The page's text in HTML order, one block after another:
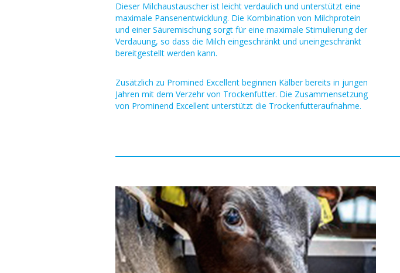
Dieser Milchaustauscher ist leicht verdaulich und unterstützt eine
maximale Pansenentwicklung. Die Kombination von Milchprotein
und einer Säuremischung sorgt für eine maximale Stimulierung der
Verdauung, so dass die Milch eingeschränkt und uneingeschränkt
bereitgestellt werden kann.
Zusätzlich zu Promined Excellent beginnen Kälber bereits in jungen
Jahren mit dem Verzehr von Trockenfutter. Die Zusammensetzung
von Prominend Excellent unterstützt die Trockenfutteraufnahme.